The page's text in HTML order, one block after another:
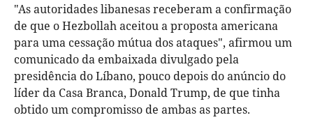
"As autoridades libanesas receberam a confirmação
de que o Hezbollah aceitou a proposta americana
para uma cessação mútua dos ataques", afirmou um
comunicado da embaixada divulgado pela
presidência do Líbano, pouco depois do anúncio do
líder da Casa Branca, Donald Trump, de que tinha
obtido um compromisso de ambas as partes.